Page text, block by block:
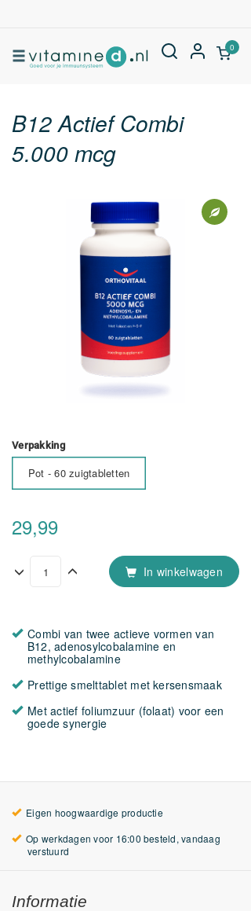
0
B12 Actief Combi
5.000 mcg
Verpakking
Pot - 60 zuigtabletten
29,99
In winkelwagen
Combi van twee actieve vormen van
B12, adenosylcobalamine en
methylcobalamine
Prettige smelttablet met kersensmaak
Met actief foliumzuur (folaat) voor een
goede synergie
Eigen hoogwaardige productie
Op werkdagen voor 16:00 besteld, vandaag
verstuurd
Informatie